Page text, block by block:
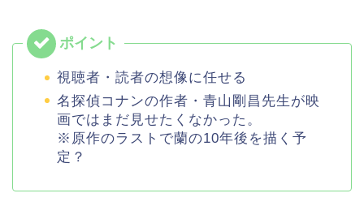
視聴者・読者の想像に任せる
名探偵コナンの作者・青山剛昌先生が映
画ではまだ見せたくなかった。
※原作のラストで蘭の10年後を描く予
定？